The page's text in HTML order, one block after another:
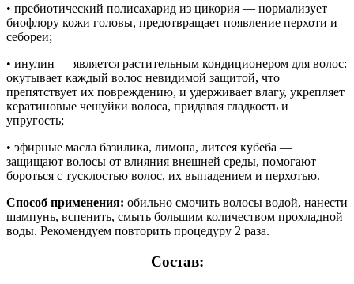
• пребиотический полисахарид из цикория — нормализует
биофлору кожи головы, предотвращает появление перхоти и
себореи;
• инулин — является растительным кондиционером для волос:
окутывает каждый волос невидимой защитой, что
препятствует их повреждению, и удерживает влагу, укрепляет
кератиновые чешуйки волоса, придавая гладкость и
упругость;
• эфирные масла базилика, лимона, литсея кубеба —
защищают волосы от влияния внешней среды, помогают
бороться с тусклостью волос, их выпадением и перхотью.
Способ применения: обильно смочить волосы водой, нанести
шампунь, вспенить, смыть большим количеством прохладной
воды. Рекомендуем повторить процедуру 2 раза.
Состав: